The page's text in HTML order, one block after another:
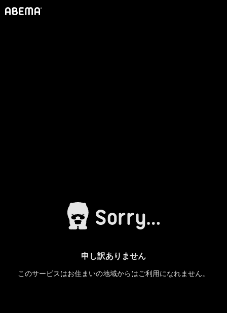
申し訳ありません
このサービスはお住まいの地域からはご利用になれません。